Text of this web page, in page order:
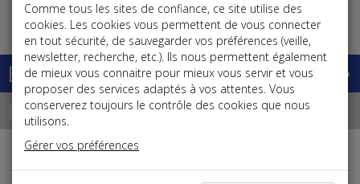
Base documentaire
Dépêches
Liste des dernières dépêches
Comme tous les sites de confiance, ce site utilise des
cookies. Les cookies vous permettent de vous connecter
en tout sécurité, de sauvegarder vos préférences (veille,
newsletter, recherche, etc.). Ils nous permettent également
de mieux vous connaitre pour mieux vous servir et vous
proposer des services adaptés à vos attentes. Vous
conserverez toujours le contrôle des cookies que nous
utilisons.
Gérer vos préférences